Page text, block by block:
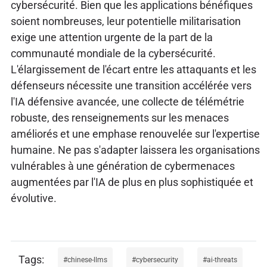
cybersécurité. Bien que les applications bénéfiques
soient nombreuses, leur potentielle militarisation
exige une attention urgente de la part de la
communauté mondiale de la cybersécurité.
L'élargissement de l'écart entre les attaquants et les
défenseurs nécessite une transition accélérée vers
l'IA défensive avancée, une collecte de télémétrie
robuste, des renseignements sur les menaces
améliorés et une emphase renouvelée sur l'expertise
humaine. Ne pas s'adapter laissera les organisations
vulnérables à une génération de cybermenaces
augmentées par l'IA de plus en plus sophistiquée et
évolutive.
chinese-llms cybersecurity ai-threats